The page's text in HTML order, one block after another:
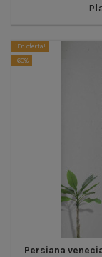
¡En oferta!
-60%
Persiana